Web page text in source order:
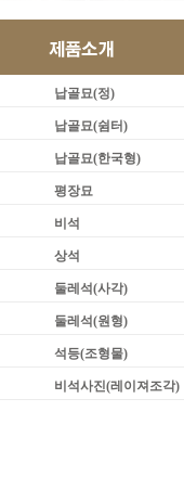
납골묘(정)
납골묘(쉼터)
납골묘(한국형)
평장묘
비석
상석
둘레석(사각)
둘레석(원형)
석등(조형물)
비석사진(레이져조각)